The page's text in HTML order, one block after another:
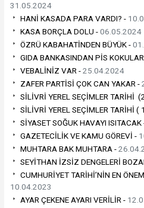
31.05.2024
HANİ KASADA PARA VARDI? -
KASA BORÇLA DOLU -06.05.2024
ÖZRÜ KABAHATİNDEN BÜYÜK -
GIDA BANKASINDAN PİS
VEBALİNİZ VAR -25.04.2024
ZAFER PARTİSİ ÇOK CAN YAKAR -
SİLİVRİ YEREL SEÇİMLER TARİHİ
SİLİVRİ YEREL SEÇİMLER TARİHİ (
SİYASET SOĞUK HAVAYI ISITACAK
GAZETECİLİK VE KAMU GÖREVİ -
MUHTARA BAK MUHTARA -
SEYİTHAN İZSİZ DENGELERİ
CUMHURİYET TARİHİ’NİN EN
10.04.2023
AYAR ÇEKENE AYARI VERİLİR -